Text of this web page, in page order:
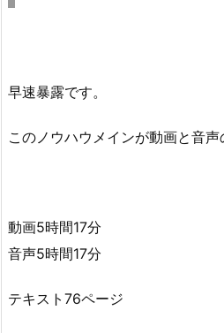
早速暴露です。
このノウハウメインが動画と音声
動画5時間17分
音声5時間17分
テキスト76ページ